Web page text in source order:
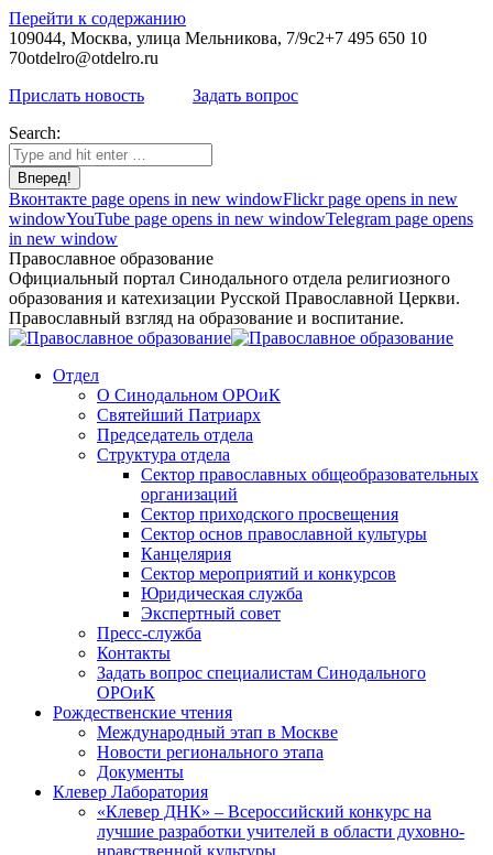
Перейти к содержанию
109044, Москва, улица Мельникова, 7/9с2+7 495 650 10
70otdelro@otdelro.ru
Прислать новость
Задать вопрос
Search:
Вконтакте page opens in new windowFlickr page opens in new
windowYouTube page opens in new windowTelegram page opens
in new window
Православное образование
Официальный портал Синодального отдела религиозного
образования и катехизации Русской Православной Церкви.
Православный взгляд на образование и воспитание.
Отдел
О Синодальном ОРОиК
Святейший Патриарх
Председатель отдела
Структура отдела
Сектор православных общеобразовательных
организаций
Сектор приходского просвещения
Сектор основ православной культуры
Канцелярия
Сектор мероприятий и конкурсов
Юридическая служба
Экспертный совет
Пресс-служба
Контакты
Задать вопрос специалистам Синодального
ОРОиК
Рождественские чтения
Международный этап в Москве
Новости регионального этапа
Документы
Клевер Лаборатория
«Клевер ДНК» – Всероссийский конкурс на
лучшие разработки учителей в области духовно-
нравственной культуры